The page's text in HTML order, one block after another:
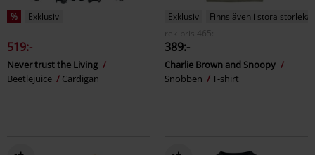
% Exklusiv
519:-
Never trust the Living
Beetlejuice
Cardigan
Exklusiv
Finns även i stora storlekar
rek-pris
465:-
389:-
Charlie Brown and Snoopy
Snobben
T-shirt